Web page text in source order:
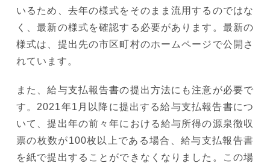
いるため、去年の様式をそのまま流用するのではな
く、最新の様式を確認する必要があります。最新の
様式は、提出先の市区町村のホームページで公開さ
れています。
また、給与支払報告書の提出方法にも注意が必要で
す。2021年1月以降に提出する給与支払報告書につ
いて、提出年の前々年における給与所得の源泉徴収
票の枚数が100枚以上である場合、給与支払報告書
を紙で提出することができなくなりました。この場